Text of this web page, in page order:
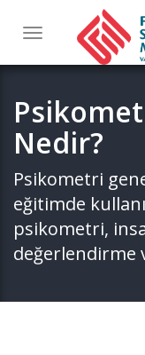
Toggle
navigation
Nedir?
Psikometri
eğitimde
psikometri,
değerlendirme